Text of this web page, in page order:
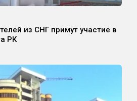
из СНГ примут участие в
РК